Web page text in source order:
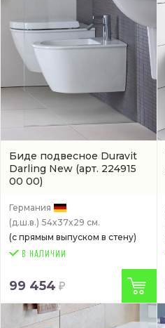
Биде подвесное Duravit
Darling New (арт. 224915
00 00)
Германия
(д.ш.в.) 54x37x29 см.
(с прямым выпуском в стену)
99 454